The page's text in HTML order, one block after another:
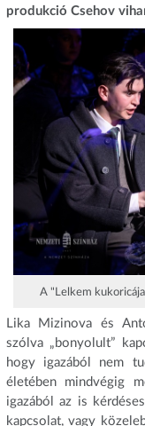
produkció Csehov
A "Lelkem
Lika Mizinova és
szólva „bonyolult”
hogy igazából nem
életében mindvégig
igazából az is
kapcsolat, vagy